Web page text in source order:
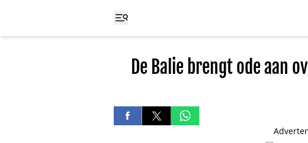
De Balie brengt ode aan